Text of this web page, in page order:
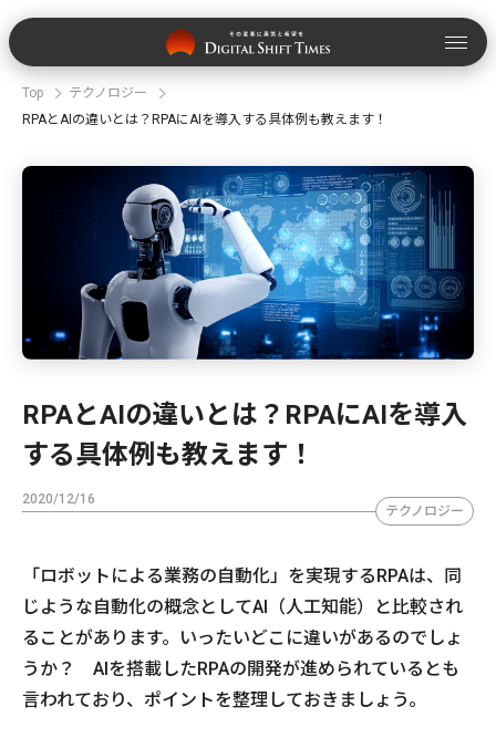
Top
テクノロジー
RPAとAIの違いとは？RPAにAIを導入する具体例も教えます！
RPAとAIの違いとは？RPAにAIを導入
する具体例も教えます！
2020/12/16
テクノロジー
「ロボットによる業務の自動化」を実現するRPAは、同
じような自動化の概念としてAI（人工知能）と比較され
ることがあります。いったいどこに違いがあるのでしょ
うか？ AIを搭載したRPAの開発が進められているとも
言われており、ポイントを整理しておきましょう。